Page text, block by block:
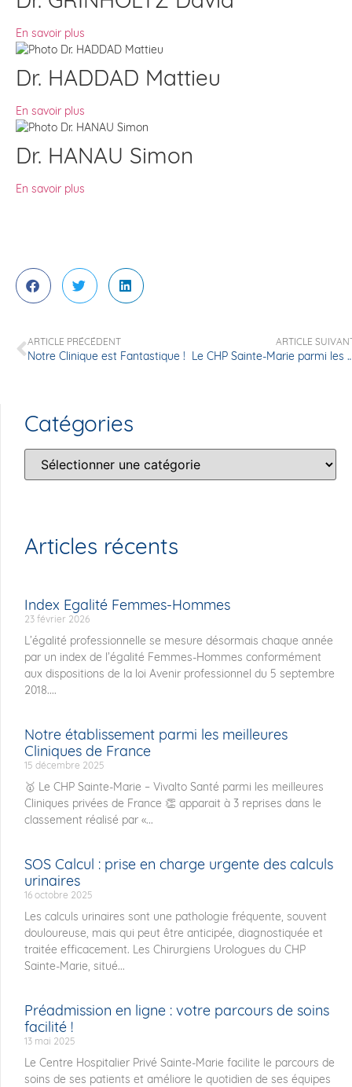
En savoir plus
Dr. HADDAD Mattieu
En savoir plus
Dr. HANAU Simon
En savoir plus
ARTICLE PRÉCÉDENT
Notre Clinique est Fantastique !
ARTICLE
Le CHP Sainte-Marie parmi les
Catégories
Articles récents
Index Egalité Femmes-Hommes
23 février 2026
L’égalité professionnelle se mesure désormais chaque année
par un index de l’égalité Femmes-Hommes conformément
aux dispositions de la loi Avenir professionnel du 5 septembre
2018....
Notre établissement parmi les meilleures
Cliniques de France
15 décembre 2025
🥇 Le CHP Sainte-Marie – Vivalto Santé parmi les meilleures
Cliniques privées de France 👏 apparait à 3 reprises dans le
classement réalisé par «...
SOS Calcul : prise en charge urgente des calculs
urinaires
16 octobre 2025
Les calculs urinaires sont une pathologie fréquente, souvent
douloureuse, mais qui peut être anticipée, diagnostiquée et
traitée efficacement. Les Chirurgiens Urologues du CHP
Sainte-Marie, situé...
Préadmission en ligne : votre parcours de soins
facilité !
13 mai 2025
Le Centre Hospitalier Privé Sainte-Marie facilite le parcours de
soins de ses patients et améliore le quotidien de ses équipes